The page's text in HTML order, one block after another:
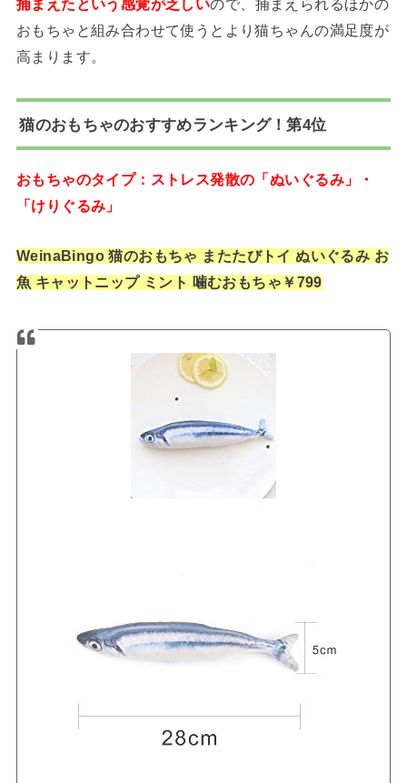
捕まえたという感覚が乏しいので、捕まえられるほかの
おもちゃと組み合わせて使うとより猫ちゃんの満足度が
高まります。
猫のおもちゃのおすすめランキング！第4位
おもちゃのタイプ：ストレス発散の「ぬいぐるみ」・
「けりぐるみ」
WeinaBingo 猫のおもちゃ またたびトイ ぬいぐるみ お
魚 キャットニップ ミント 噛むおもちゃ￥799